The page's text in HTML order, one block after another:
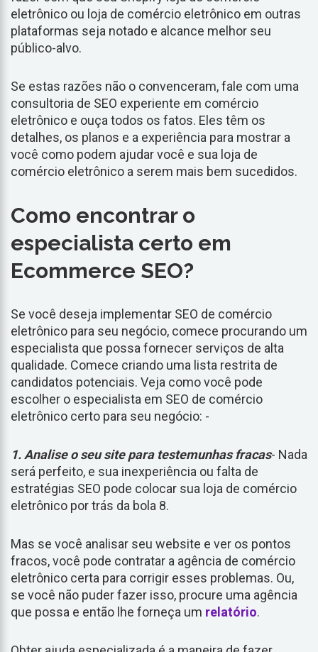
eletrônico ou loja de comércio eletrônico em outras
plataformas seja notado e alcance melhor seu
público-alvo.
Se estas razões não o convenceram, fale com uma
consultoria de SEO experiente em comércio
eletrônico e ouça todos os fatos. Eles têm os
detalhes, os planos e a experiência para mostrar a
você como podem ajudar você e sua loja de
comércio eletrônico a serem mais bem sucedidos.
Como encontrar o
especialista certo em
Ecommerce SEO?
Se você deseja implementar SEO de comércio
eletrônico para seu negócio, comece procurando um
especialista que possa fornecer serviços de alta
qualidade. Comece criando uma lista restrita de
candidatos potenciais. Veja como você pode
escolher o especialista em SEO de comércio
eletrônico certo para seu negócio: -
1. Analise o seu site para testemunhas fracas- Nada
será perfeito, e sua inexperiência ou falta de
estratégias SEO pode colocar sua loja de comércio
eletrônico por trás da bola 8.
Mas se você analisar seu website e ver os pontos
fracos, você pode contratar a agência de comércio
eletrônico certa para corrigir esses problemas. Ou,
se você não puder fazer isso, procure uma agência
que possa e então lhe forneça um relatório.